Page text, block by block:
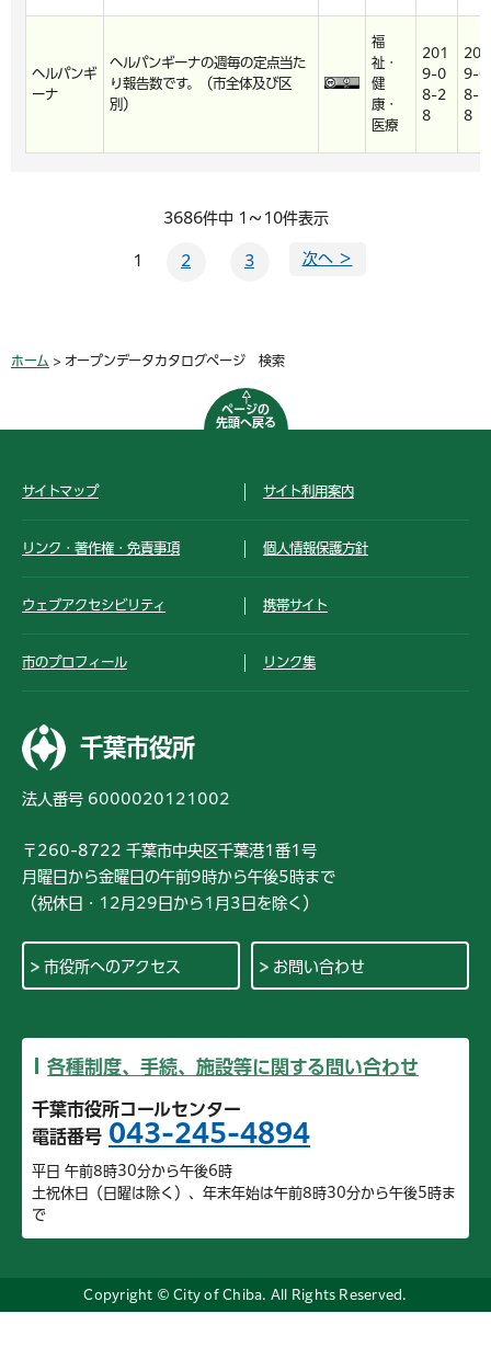
ヘルパンギ
ーナ
ヘルパンギーナの週毎の定点当た
り報告数です。（市全体及び区
別）
福
祉・
健
康・
医療
201
9-0
8-2
8
201
9-0
8-2
8
3686件中 1～10件表示
1 2 3 次へ ＞
ホーム > オープンデータカタログページ 検索
ページの
先頭へ戻る
サイトマップ サイト利用案内
リンク・著作権・免責事項 個人情報保護方針
ウェブアクセシビリティ 携帯サイト
市のプロフィール リンク集
千葉市役所
法人番号 6000020121002
〒260-8722 千葉市中央区千葉港1番1号
月曜日から金曜日の午前9時から午後5時まで
（祝休日・12月29日から1月3日を除く）
市役所へのアクセス お問い合わせ
各種制度、手続、施設等に関する問い合わせ
千葉市役所コールセンター
電話番号 043-245-4894
平日 午前8時30分から午後6時
土祝休日（日曜は除く）、年末年始は午前8時30分から午後5時ま
で
Copyright © City of Chiba. All Rights Reserved.